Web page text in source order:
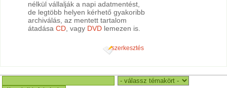
nélkül vállalják a napi adatmentést,
de legtöbb helyen kérhető gyakoribb
archiválás, az mentett tartalom
átadásaCD , vagy DVD lemezen is.
szerkesztés